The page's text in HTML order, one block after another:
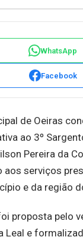
WhatsApp
Facebook
de Oeiras
ao 3º
Pereira da
aos serviços
e da região
proposta pelo
Leal e